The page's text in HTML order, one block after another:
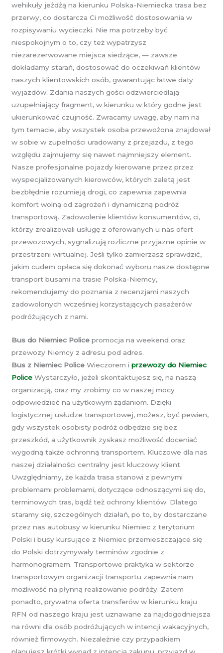
wehikuły jeżdżą na kierunku Polska-Niemiecka trasa bez
przerwy, co dostarcza Ci możliwość dostosowania w
rozpisywaniu wycieczki. Nie ma potrzeby być
niespokojnym o to, czy też wypatrzysz
niezarezerwowane miejsca siedzące, — zawsze
dokładamy starań, dostosować do oczekiwań klientów
naszych klientowskich osób, gwarantując łatwe daty
wyjazdów. Zdania naszych gości odzwierciedlają
uzupełniający fragment, w kierunku w który godne jest
ukierunkować czujność. Zwracamy uwagę, aby nam na
tym temacie, aby wszystek osoba przewożona znajdował
w sobie w zupełności uradowany z przejazdu, z tego
względu zajmujemy się nawet najmniejszy element.
Nasze profesjonalne pojazdy kierowane przez przez
wyspecjalizowanych kierowców, których zaletą jest
bezbłędnie rozumieją drogi, co zapewnia zapewnia
komfort wolną od zagrożeń i dynamiczną podróż
transportową. Zadowolenie klientów konsumentów, ci,
którzy zrealizowali usługę z oferowanych u nas ofert
przewozowych, sygnalizują rozliczne przyjazne opinie w
przestrzeni wirtualnej. Jeśli tylko zamierzasz sprawdzić,
jakim cudem opłaca się dokonać wyboru nasze dostępne
transport busami na trasie Polska-Niemcy,
rekomendujemy do poznania z recenzjami naszych
zadowolonych wcześniej korzystających pasażerów
podróżujących z nami.
Bus do Niemiec Police promocja na weekend oraz
przewozy Niemcy z adresu pod adres.
Bus z Niemiec Police Wieczorem i przewozy do Niemiec
Police Wystarczyło, jeżeli skontaktujesz się, na naszą
organizacją, oraz my zrobimy co w naszej mocy
odpowiedzieć na użytkowym żądaniom. Dzięki
logistycznej usłudze transportowej, możesz, być pewien,
gdy wszystek osobisty podróż odbędzie się bez
przeszkód, a użytkownik zyskasz możliwość doceniać
wygodną także ochronną transportem. Kluczowe dla nas
naszej działalności centralny jest kluczowy klient.
Uwzględniamy, że każda trasa stanowi z pewnymi
problemami problemami, dotyczące odnoszącymi się do,
terminowych tras, bądź też ochrony klientów. Dlatego
staramy się, szczególnych działań, po to, by dostarczane
przez nas autobusy w kierunku Niemiec z terytorium
Polski i busy kursujące z Niemiec przemieszczające się
do Polski dotrzymywały terminów zgodnie z
harmonogramem. Transportowe praktyka w sektorze
transportowym organizacji transportu zapewnia nam
możliwość na płynną realizowanie podróży. Zatem
ponadto, prywatna oferta transferów w kierunku kraju
RFN od naszego kraju jest uznawane za najdogodniejsza
na równi dla osób podróżujących w intencji wakacyjnych,
również firmowych. Niezależnie czy przypadkiem